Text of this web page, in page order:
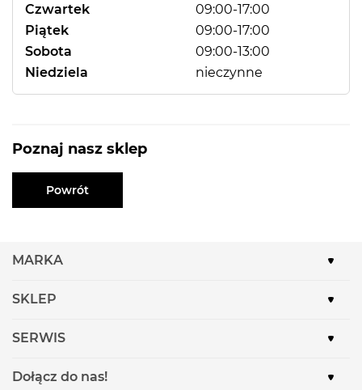
Czwartek
09:00-17:00
Piątek
09:00-17:00
Sobota
09:00-13:00
Niedziela
nieczynne
Poznaj nasz sklep
Powrót
MARKA
SKLEP
SERWIS
Dołącz do nas!